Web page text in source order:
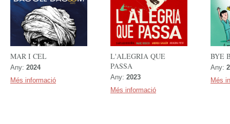
MAR I CEL
Any: 2024
Més informació
L'ALEGRIA QUE
PASSA
Any: 2023
Més informació
BYE
Any:
Més